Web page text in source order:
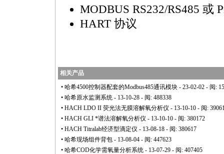
MODBUS RS232/RS485 或
HART 协议
相关产品
• 哈希4500控制器配套的Modbus485通讯模块 - 23-02-02 - 阅:
• 哈希原水监测系统 - 13-10-28 - 阅: 488338
• HACH LDO II 荧光法无膜溶解氧分析仪 - 13-10-10 - 阅:
• HACH GLI *谱法溶解氧分析仪 - 13-10-10 - 阅: 380172
• HACH Titralab经济型滴定仪 - 13-08-18 - 阅: 380617
• 哈希现场组件背包 - 13-08-04 - 阅: 447623
• 哈希COD化学需氧量分析系统 - 13-07-29 - 阅: 407405